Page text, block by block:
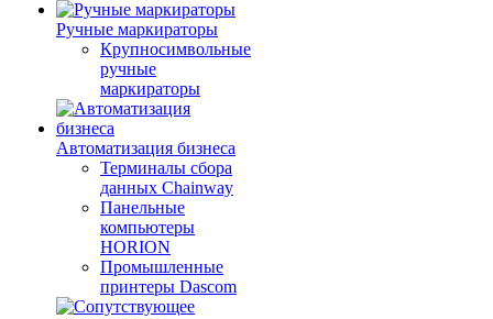
Ручные маркираторы
Крупносимвольные
ручные
маркираторы
Автоматизация бизнеса
Терминалы сбора
данных Chainway
Панельные
компьютеры
HORION
Промышленные
принтеры Dascom